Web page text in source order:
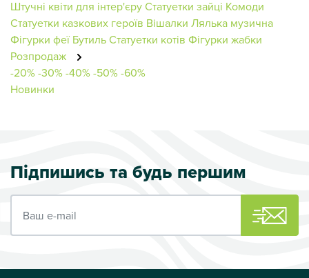
Штучні квіти для інтер'єруСтатуетки зайці Комоди
Статуетки казкових героїв Вішалки Лялька музична
Фігурки феї БутильСтатуетки котів Фігурки жабки
Розпродаж
-20%-30%-40%-50%-60%
Новинки
Підпишись та будь першим